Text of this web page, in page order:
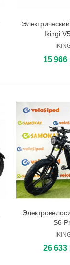
В корзину
Ikingi
15 966
В
S6
26 633